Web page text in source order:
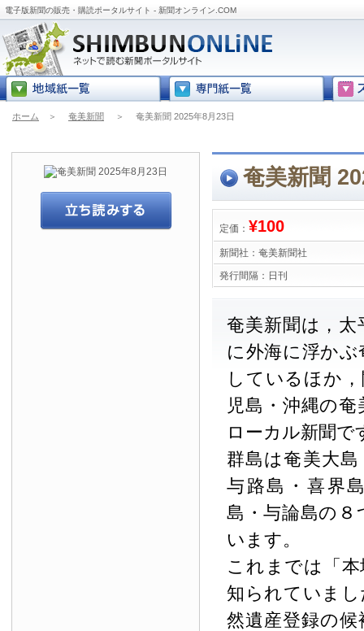
電子版新聞の販売・購読ポータルサイト - 新聞オンライン.COM
ホーム ＞ 奄美新聞 ＞ 奄美新聞 2025年8月23日
奄美新聞
定価： ¥100
新聞社： 奄美新聞社
発行間隔： 日刊
奄美新聞は，
に外海に浮か
しているほか
児島・沖縄の
ローカル新聞で
群島は奄美大
与路島・喜界
島・与論島の
います。
これまでは「
知られていま
然遺産登録の